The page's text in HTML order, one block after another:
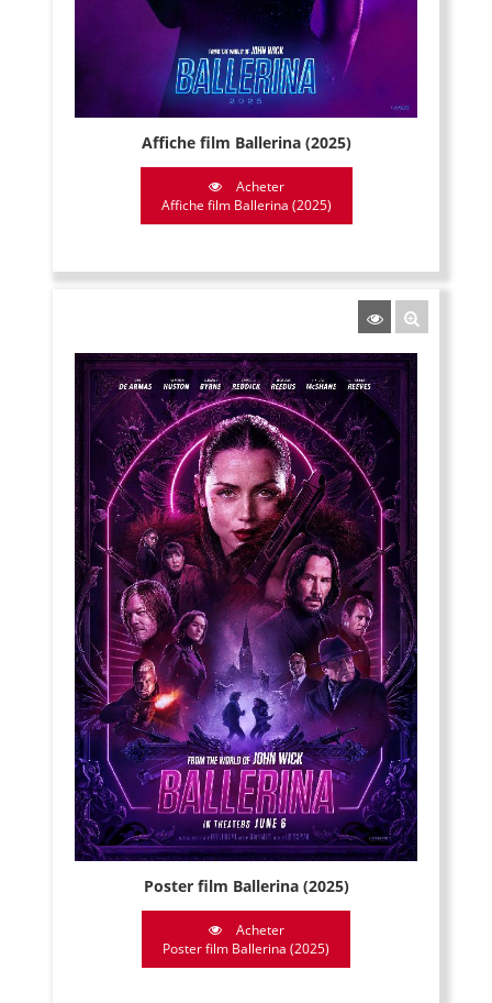
Affiche film Ballerina (2025)
Acheter
Affiche film Ballerina (2025)
Poster film Ballerina (2025)
Acheter
Poster film Ballerina (2025)